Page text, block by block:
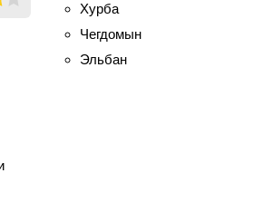
Хурба
Чегдомын
Эльбан